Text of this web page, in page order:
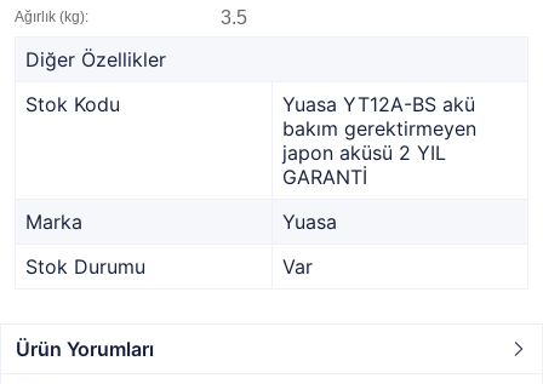
Ağırlık (kg): 3.5
Diğer Özellikler
Stok Kodu
Yuasa YT12A-BS akü
bakım gerektirmeyen
japon aküsü 2 YIL
GARANTİ
Marka
Yuasa
Stok Durumu
Var
Ürün Yorumları